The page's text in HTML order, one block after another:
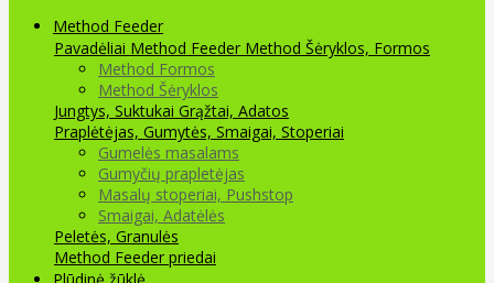
Method Feeder
Pavadėliai Method Feeder Method Šėryklos, Formos
Method Formos
Method Šėryklos
Jungtys, Suktukai Grąžtai, Adatos
Praplėtėjas, Gumytės, Smaigai, Stoperiai
Gumelės masalams
Gumyčių prapletėjas
Masalų stoperiai, Pushstop
Smaigai, Adatėlės
Peletės, Granulės
Method Feeder priedai
Plūdinė žūklė